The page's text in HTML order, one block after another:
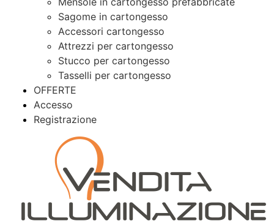
Sagome in cartongesso
Accessori cartongesso
Attrezzi per cartongesso
Stucco per cartongesso
Tasselli per cartongesso
OFFERTE
Accesso
Registrazione